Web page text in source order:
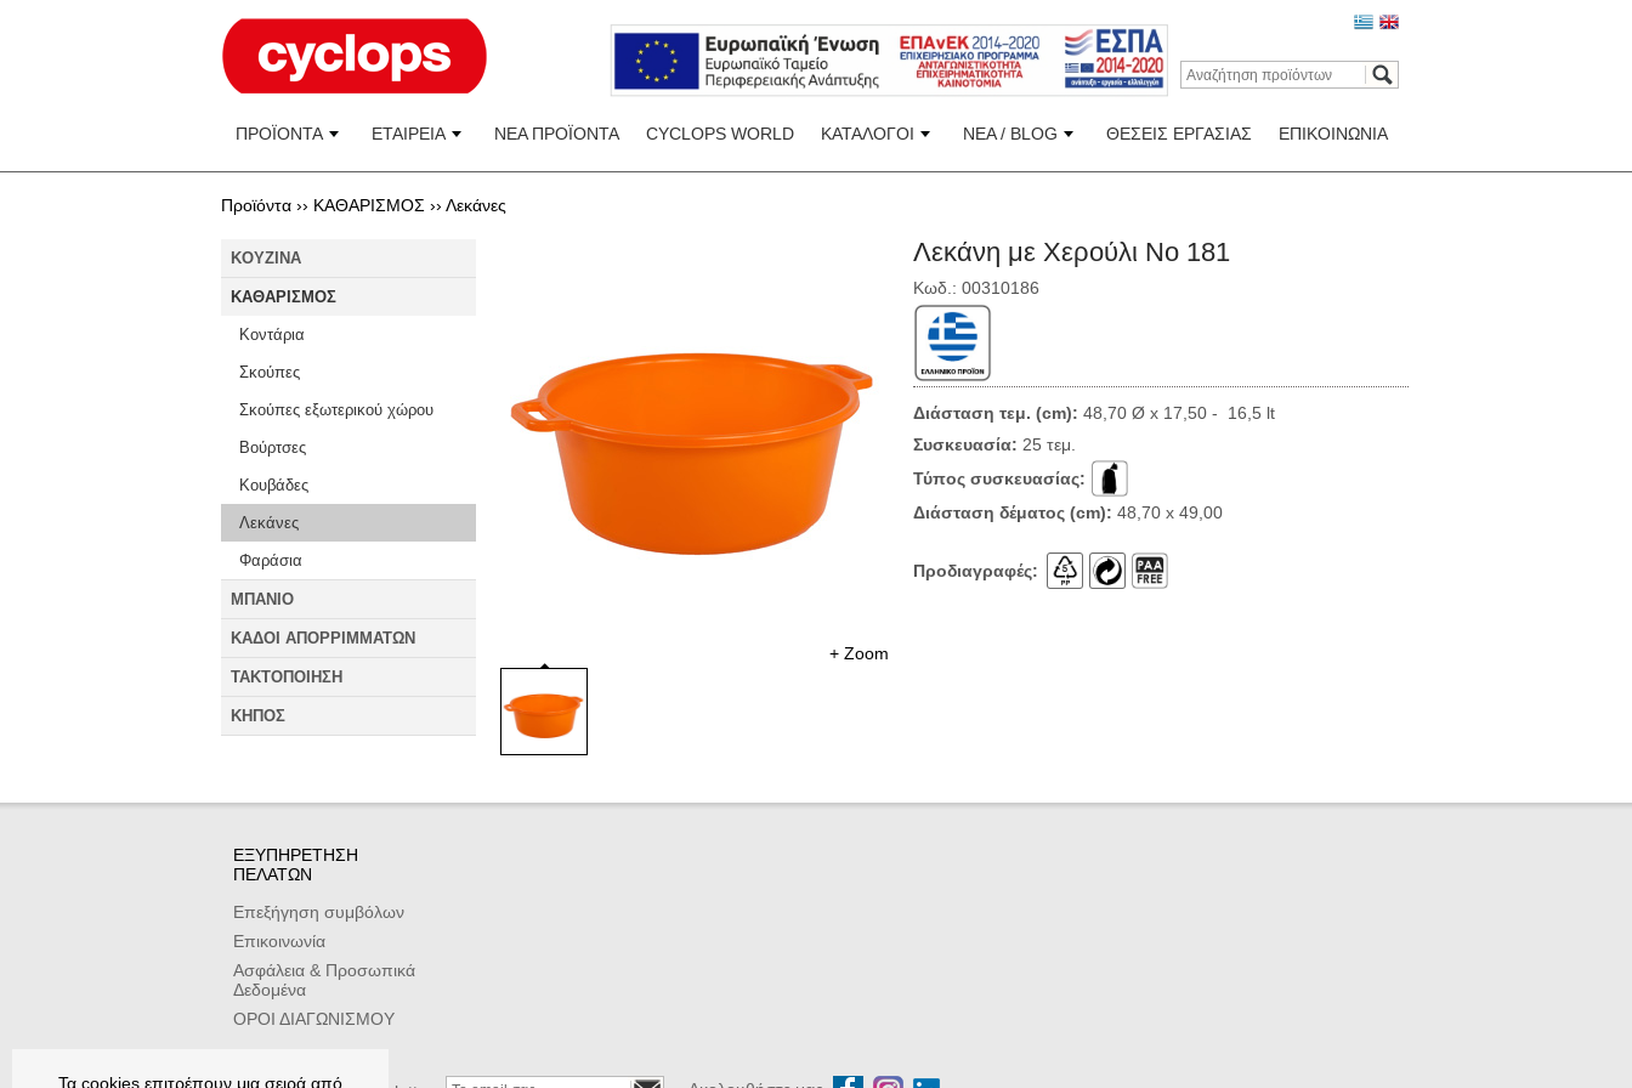
ΠΡΟΪΟΝΤΑ ΕΤΑΙΡΕΙΑ ΝΕΑ ΠΡΟΪΟΝΤΑ CYCLOPS WORLD ΚΑΤΑΛΟΓΟΙ ΝΕΑ / BLOG ΘΕΣΕΙΣ ΕΡΓΑΣΙΑΣ ΕΠΙΚΟΙΝΩΝΙΑ
Προϊόντα ›› ΚΑΘΑΡΙΣΜΟΣ ›› Λεκάνες
KOYZINA
ΚΑΘΑΡΙΣΜΟΣ
Κοντάρια
Σκούπες
Σκούπες εξωτερικού χώρου
Βούρτσες
Κουβάδες
Λεκάνες
Φαράσια
ΜΠΑΝΙΟ
ΚΑΔΟΙ ΑΠΟΡΡΙΜΜΑΤΩΝ
ΤΑΚΤΟΠΟΙΗΣΗ
ΚΗΠΟΣ
+ Zoom
Λεκάνη με Χερούλι Νο 181
Κωδ.: 00310186
Διάσταση τεμ. (cm): 48,70 Ø x 17,50 - 16,5 lt
Συσκευασία: 25 τεμ.
Τύπος συσκευασίας:
Διάσταση δέματος (cm): 48,70 x 49,00
Προδιαγραφές:
ΕΞΥΠΗΡΕΤΗΣΗ
ΠΕΛΑΤΩΝ
Επεξήγηση συμβόλων
Επικοινωνία
Ασφάλεια & Προσωπικά
Δεδομένα
ΟΡΟΙ ΔΙΑΓΩΝΙΣΜΟΥ
Τα cookies επιτρέπουν μια σειρά από